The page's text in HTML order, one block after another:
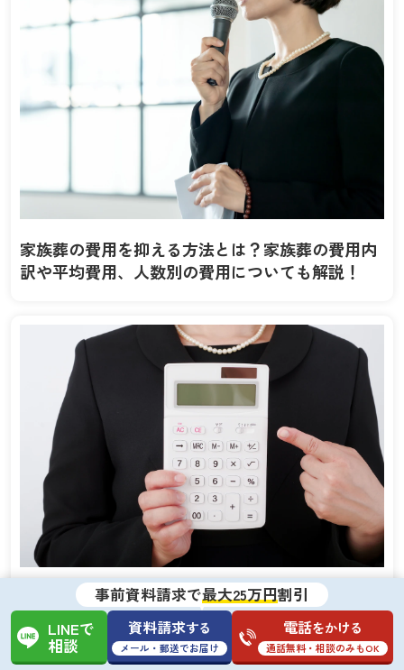
家族葬の費用を抑える方法とは？家族葬の費用内
訳や平均費用、人数別の費用についても解説！
葬儀費用の相場事前資料請求で最大25万円割引
LINEで
相談
資料請求する
メール・郵送でお届け
電話をかける
通話無料・相談のみもOK